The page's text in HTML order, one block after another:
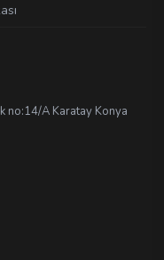
no:14/A Karatay Konya